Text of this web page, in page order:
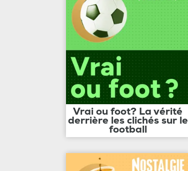
Vrai ou foot? La vérité
derrière les clichés sur le
football